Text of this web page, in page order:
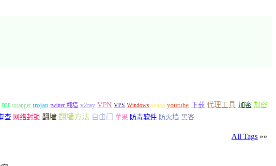
tor toranger trojan twitter 翻墙 v2ray VPN VPS Windows yahoo youtube 下载 代理工具 加密 加密
查 网络封锁 翻墙 翻墙方法 自由门 苹果 防毒软件 防火墙 黑客
All Tags »»